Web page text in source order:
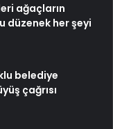
ağaçların
düzenek her şeyi
belediye
çağrısı